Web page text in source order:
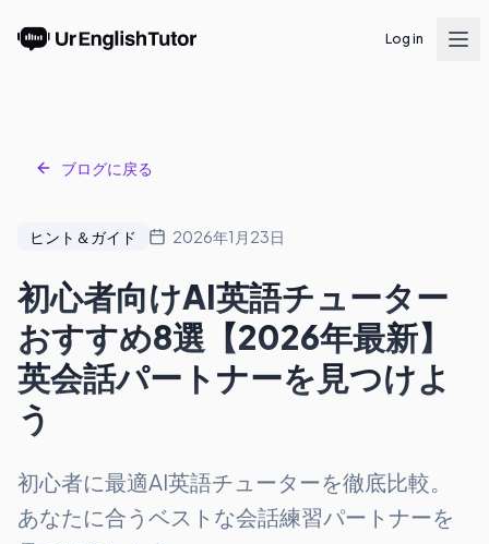
Log in
ブログに戻る
ヒント＆ガイド 2026年1月23日
初心者向けAI英語チューター
おすすめ8選【2026年最新】
英会話パートナーを見つけよ
う
初心者に最適AI英語チューターを徹底比較。
あなたに合うベストな会話練習パートナーを